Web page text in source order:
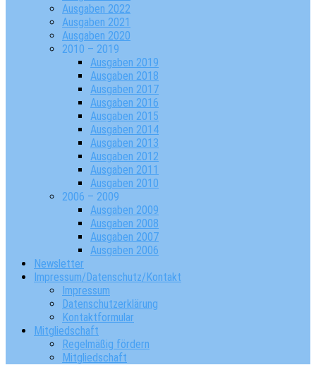
Ausgaben 2022
Ausgaben 2021
Ausgaben 2020
2010 – 2019
Ausgaben 2019
Ausgaben 2018
Ausgaben 2017
Ausgaben 2016
Ausgaben 2015
Ausgaben 2014
Ausgaben 2013
Ausgaben 2012
Ausgaben 2011
Ausgaben 2010
2006 – 2009
Ausgaben 2009
Ausgaben 2008
Ausgaben 2007
Ausgaben 2006
Newsletter
Impressum/Datenschutz/Kontakt
Impressum
Datenschutzerklärung
Kontaktformular
Mitgliedschaft
Regelmäßig fördern
Mitgliedschaft